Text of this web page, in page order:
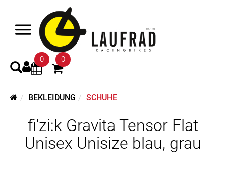
0 0
BEKLEIDUNG SCHUHE
fi'zi:k Gravita Tensor Flat
Unisex Unisize blau, grau